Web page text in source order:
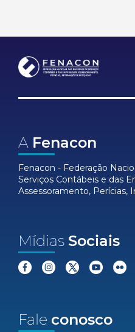
A Fenacon
Fenacon - Federação
Serviços Contábeis e das
Assessoramento, Perícias,
Mídias Sociais
Fale conosco